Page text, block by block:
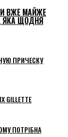
ВЖЕ МАЙЖЕ
ЯКА ЩОДНЯ
ПРИЧЕСКУ
ПОТРІБНА